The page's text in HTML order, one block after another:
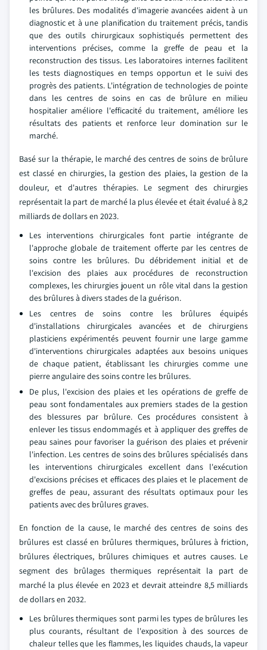
les brûlures. Des modalités d'imagerie avancées aident à un
diagnostic et à une planification du traitement précis, tandis
que des outils chirurgicaux sophistiqués permettent des
interventions précises, comme la greffe de peau et la
reconstruction des tissus. Les laboratoires internes facilitent
les tests diagnostiques en temps opportun et le suivi des
progrès des patients. L'intégration de technologies de pointe
dans les centres de soins en cas de brûlure en milieu
hospitalier améliore l'efficacité du traitement, améliore les
résultats des patients et renforce leur domination sur le
marché.
Basé sur la thérapie, le marché des centres de soins de brûlure
est classé en chirurgies, la gestion des plaies, la gestion de la
douleur, et d'autres thérapies. Le segment des chirurgies
représentait la part de marché la plus élevée et était évalué à 8,2
milliards de dollars en 2023.
Les interventions chirurgicales font partie intégrante de
l'approche globale de traitement offerte par les centres de
soins contre les brûlures. Du débridement initial et de
l'excision des plaies aux procédures de reconstruction
complexes, les chirurgies jouent un rôle vital dans la gestion
des brûlures à divers stades de la guérison.
Les centres de soins contre les brûlures équipés
d'installations chirurgicales avancées et de chirurgiens
plasticiens expérimentés peuvent fournir une large gamme
d'interventions chirurgicales adaptées aux besoins uniques
de chaque patient, établissant les chirurgies comme une
pierre angulaire des soins contre les brûlures.
De plus, l'excision des plaies et les opérations de greffe de
peau sont fondamentales aux premiers stades de la gestion
des blessures par brûlure. Ces procédures consistent à
enlever les tissus endommagés et à appliquer des greffes de
peau saines pour favoriser la guérison des plaies et prévenir
l'infection. Les centres de soins des brûlures spécialisés dans
les interventions chirurgicales excellent dans l'exécution
d'excisions précises et efficaces des plaies et le placement de
greffes de peau, assurant des résultats optimaux pour les
patients avec des brûlures graves.
En fonction de la cause, le marché des centres de soins des
brûlures est classé en brûlures thermiques, brûlures à friction,
brûlures électriques, brûlures chimiques et autres causes. Le
segment des brûlages thermiques représentait la part de
marché la plus élevée en 2023 et devrait atteindre 8,5 milliards
de dollars en 2032.
Les brûlures thermiques sont parmi les types de brûlures les
plus courants, résultant de l'exposition à des sources de
chaleur telles que les flammes, les liquides chauds, la vapeur